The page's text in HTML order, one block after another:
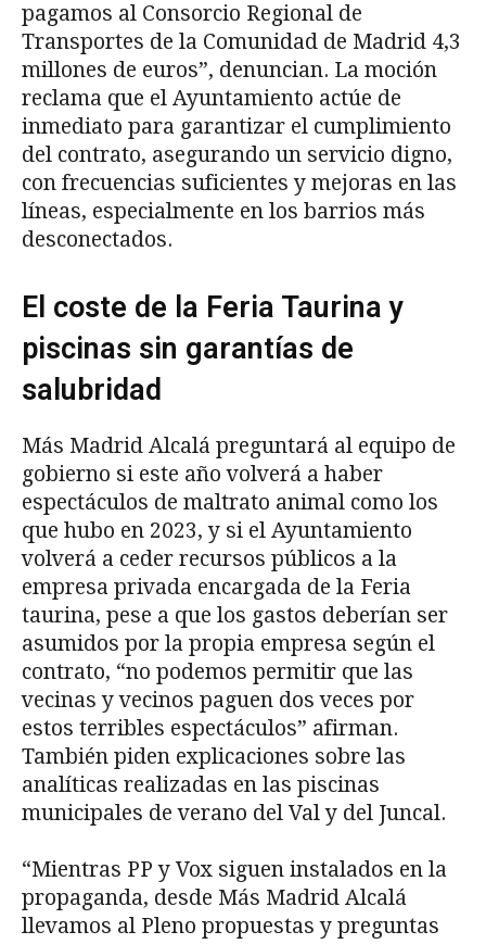
pagamos al Consorcio Regional de
Transportes de la Comunidad de Madrid 4,3
millones de euros”, denuncian. La moción
reclama que el Ayuntamiento actúe de
inmediato para garantizar el cumplimiento
del contrato, asegurando un servicio digno,
con frecuencias suficientes y mejoras en las
líneas, especialmente en los barrios más
desconectados.
El coste de la Feria Taurina y
piscinas sin garantías de
salubridad
Más Madrid Alcalá preguntará al equipo de
gobierno si este año volverá a haber
espectáculos de maltrato animal como los
que hubo en 2023, y si el Ayuntamiento
volverá a ceder recursos públicos a la
empresa privada encargada de la Feria
taurina, pese a que los gastos deberían ser
asumidos por la propia empresa según el
contrato, “no podemos permitir que las
vecinas y vecinos paguen dos veces por
estos terribles espectáculos” afirman.
También piden explicaciones sobre las
analíticas realizadas en las piscinas
municipales de verano del Val y del Juncal.
“Mientras PP y Vox siguen instalados en la
propaganda, desde Más Madrid Alcalá
llevamos al Pleno propuestas y preguntas